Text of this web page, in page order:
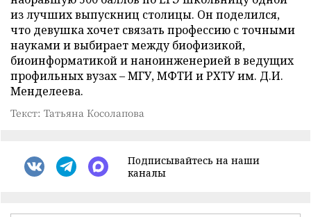
из лучших выпускниц столицы. Он поделился,
что девушка хочет связать профессию с точными
науками и выбирает между биофизикой,
биоинформатикой и наноинженерией в ведущих
профильных вузах – МГУ, МФТИ и РХТУ им. Д.И.
Менделеева.
Текст: Татьяна Косолапова
Подписывайтесь на наши
каналы